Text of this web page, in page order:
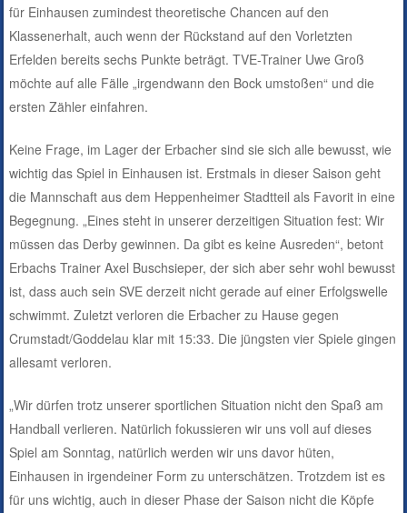
für Einhausen zumindest theoretische Chancen auf den
Klassenerhalt, auch wenn der Rückstand auf den Vorletzten
Erfelden bereits sechs Punkte beträgt. TVE-Trainer Uwe Groß
möchte auf alle Fälle „irgendwann den Bock umstoßen“ und die
ersten Zähler einfahren.
Keine Frage, im Lager der Erbacher sind sie sich alle bewusst, wie
wichtig das Spiel in Einhausen ist. Erstmals in dieser Saison geht
die Mannschaft aus dem Heppenheimer Stadtteil als Favorit in eine
Begegnung. „Eines steht in unserer derzeitigen Situation fest: Wir
müssen das Derby gewinnen. Da gibt es keine Ausreden“, betont
Erbachs Trainer Axel Buschsieper, der sich aber sehr wohl bewusst
ist, dass auch sein SVE derzeit nicht gerade auf einer Erfolgswelle
schwimmt. Zuletzt verloren die Erbacher zu Hause gegen
Crumstadt/Goddelau klar mit 15:33. Die jüngsten vier Spiele gingen
allesamt verloren.
„Wir dürfen trotz unserer sportlichen Situation nicht den Spaß am
Handball verlieren. Natürlich fokussieren wir uns voll auf dieses
Spiel am Sonntag, natürlich werden wir uns davor hüten,
Einhausen in irgendeiner Form zu unterschätzen. Trotzdem ist es
für uns wichtig, auch in dieser Phase der Saison nicht die Köpfe